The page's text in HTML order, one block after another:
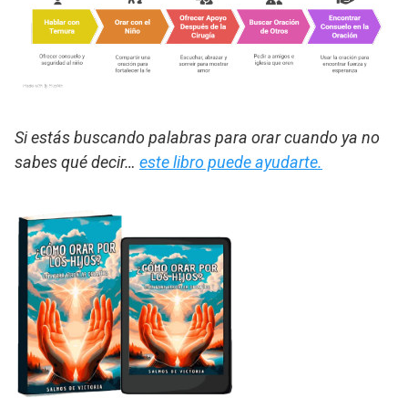
Si estás buscando palabras para orar cuando ya no
sabes qué decir… este libro puede ayudarte.